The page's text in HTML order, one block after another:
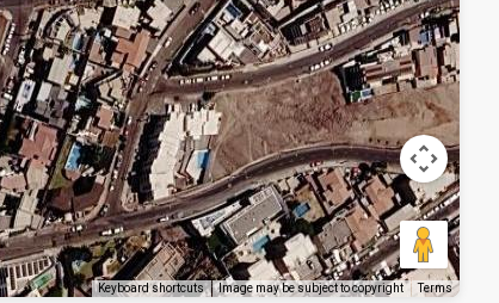
Keyboard shortcuts Image may be subject to copyright Terms